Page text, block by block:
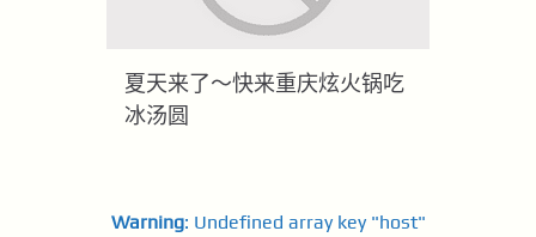
夏天来了～快来重庆炫火锅吃
冰汤圆
Warning: Undefined array key "host"